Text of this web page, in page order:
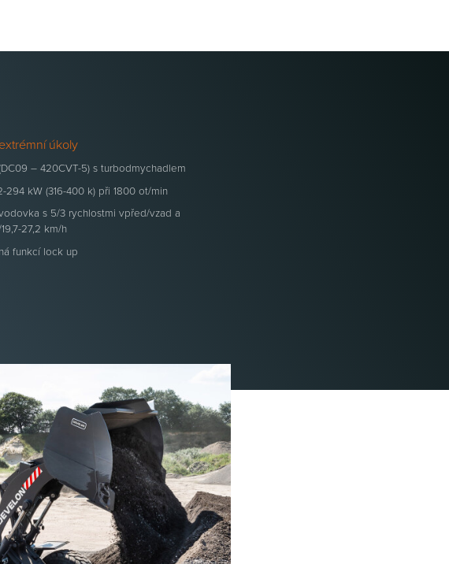
úkoly
– 420CVT-5) s turbodmychadlem
kW (316-400 k) při 1800 ot/min
s 5/3 rychlostmi vpřed/vzad a
27,2 km/h
funkcí lock up